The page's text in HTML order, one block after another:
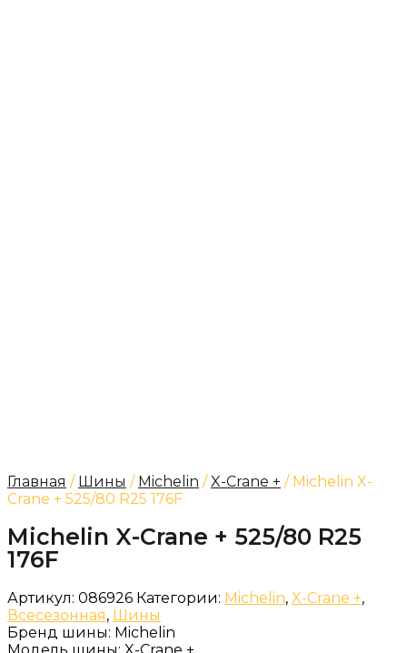
Главная / Шины / Michelin /X-Crane + / Michelin X-
Crane + 525/80 R25 176F
Michelin X-Crane + 525/80 R25
176F
Артикул: 086926 Категории: Michelin, X-Crane +,
Всесезонная, Шины
Бренд шины: Michelin